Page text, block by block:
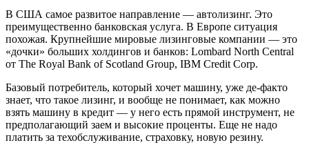
В США самое развитое направление — автолизинг. Это
преимущественно банковская услуга. В Европе ситуация
похожая. Крупнейшие мировые лизинговые компании — это
«дочки» больших холдингов и банков: Lombard North Central
от The Royal Bank of Scotland Group, IBM Credit Corp.
Базовый потребитель, который хочет машину, уже де-факто
знает, что такое лизинг, и вообще не понимает, как можно
взять машину в кредит — у него есть прямой инструмент, не
предполагающий заем и высокие проценты. Еще не надо
платить за техобслуживание, страховку, новую резину.